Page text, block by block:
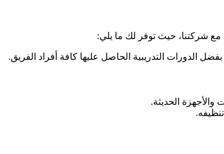
مع شركتنا، حيث توفر لك ما يلي:
الدورات التدريبية الحاصل عليها كافة أفراد الفريق.
الحديثة.